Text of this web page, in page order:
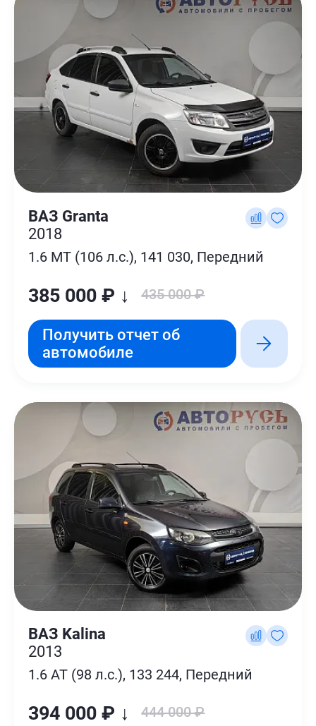
ВАЗ Granta
2018
1.6 MT (106 л.с.), 141 030, Передний
385 000 ₽ ↓ 435 000 ₽
Получить отчет об
автомобиле
ВАЗ Kalina
2013
1.6 AT (98 л.с.), 133 244, Передний
394 000 ₽ ↓ 444 000 ₽